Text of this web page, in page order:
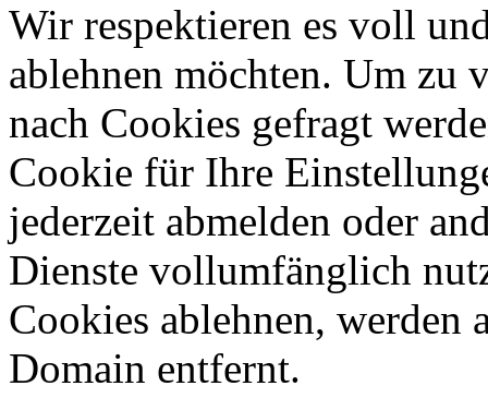
Wir respektieren es voll
ablehnen möchten. Um zu
nach Cookies gefragt
Cookie für Ihre
jederzeit abmelden oder
Dienste vollumfänglich
Cookies ablehnen, werden
Domain entfernt.